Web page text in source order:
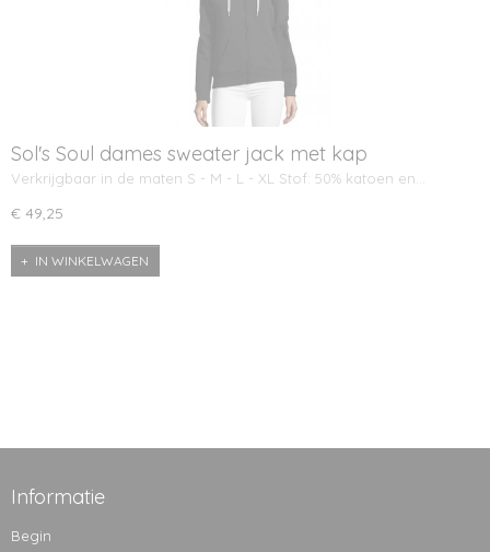
Sol's Soul dames sweater jack met kap
Verkrijgbaar in de maten S - M - L - XL Stof: 50% katoen en…
€ 49,25
IN WINKELWAGEN
Informatie
Begin